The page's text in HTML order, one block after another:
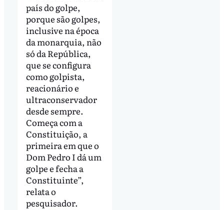
país do golpe,
porque são golpes,
inclusive na época
da monarquia, não
só da República,
que se configura
como golpista,
reacionário e
ultraconservador
desde sempre.
Começa com a
Constituição, a
primeira em que o
Dom Pedro I dá um
golpe e fecha a
Constituinte”,
relata o
pesquisador.